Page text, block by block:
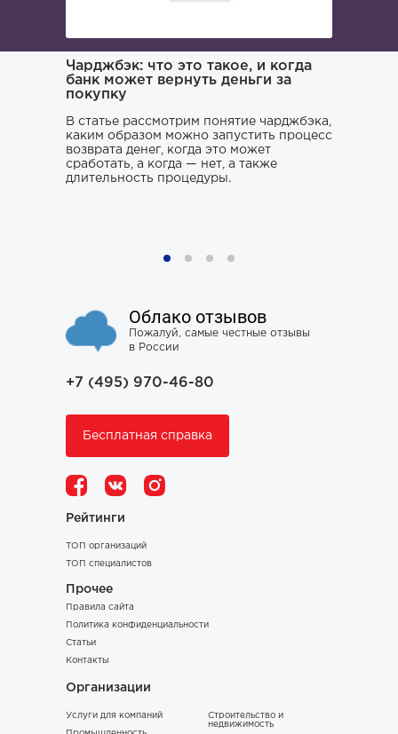
Чарджбэк: что это такое, и когда
банк может вернуть деньги за
покупку
В статье рассмотрим понятие чарджбэка,
каким образом можно запустить процесс
возврата денег, когда это может
сработать, а когда — нет, а также
длительность процедуры.
Облако отзывов
Пожалуй, самые честные отзывы
в России
+7 (495) 970-46-80
Бесплатная справка
Рейтинги
ТОП организаций
ТОП специалистов
Прочее
Правила сайта
Политика конфиденциальности
Статьи
Контакты
Организации
Услуги для компаний
Строительство и
недвижимость